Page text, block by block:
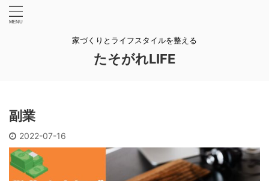
家づくりとライフスタイルを整える
たそがれLIFE
副業
2022-07-16